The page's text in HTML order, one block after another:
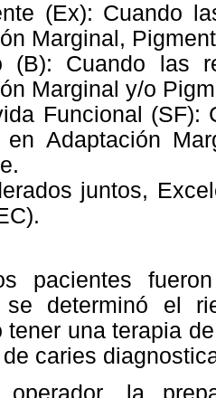
(Ex): Cuando
Marginal,
(B): Cuando las
Marginal y/o
Funcional (SF):
en Adaptación
juntos,
pacientes
se determinó el
tener una terapia
caries
la